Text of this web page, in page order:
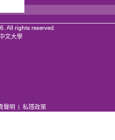
All rights reserved.
文大學
聲明 | 私隱政策